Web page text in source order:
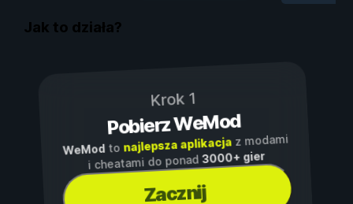
Jak to działa?
Krok 1
Pobierz WeMod
WeModto najlepsza aplikacjaz modami
i cheatami do ponad3000+ gier
Zacznij